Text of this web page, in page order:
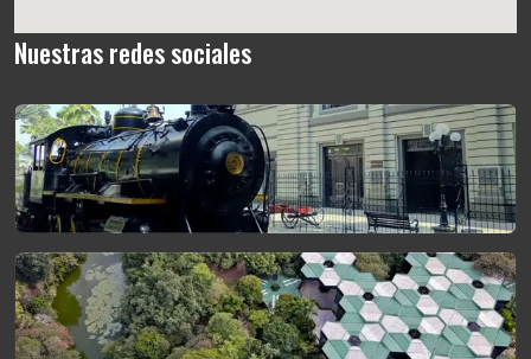
Nuestras redes sociales